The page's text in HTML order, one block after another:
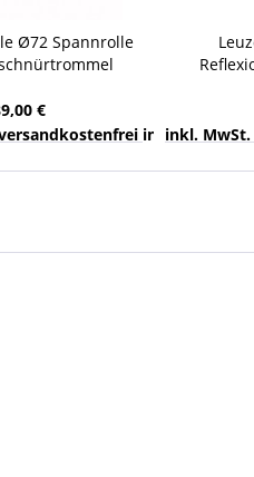
Ø72 Spannrolle
€
innerhalb
inkl.